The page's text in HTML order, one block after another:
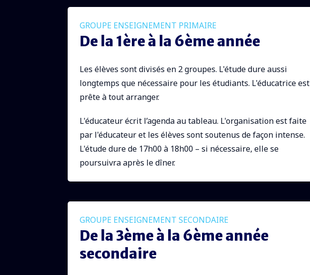
GROUPE ENSEIGNEMENT PRIMAIRE
De la 1ère à la 6ème année
Les élèves sont divisés en 2 groupes. L'étude dure aussi
longtemps que nécessaire pour les étudiants. L'éducatrice est
prête à tout arranger.
L'éducateur écrit l’agenda au tableau. L'organisation est faite
par l'éducateur et les élèves sont soutenus de façon intense.
L'étude dure de 17h00 à 18h00 – si nécessaire, elle se
poursuivra après le dîner.
GROUPE ENSEIGNEMENT SECONDAIRE
De la 3ème à la 6ème année
secondaire